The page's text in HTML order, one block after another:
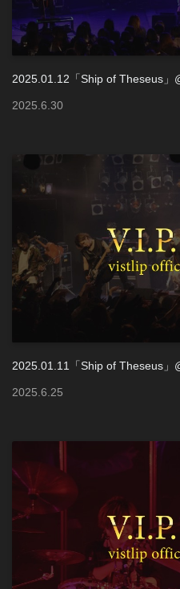
2025.01.12「Ship of Theseus」
2025 6 30
2025.01.11「Ship of Theseus」
2025 6 25